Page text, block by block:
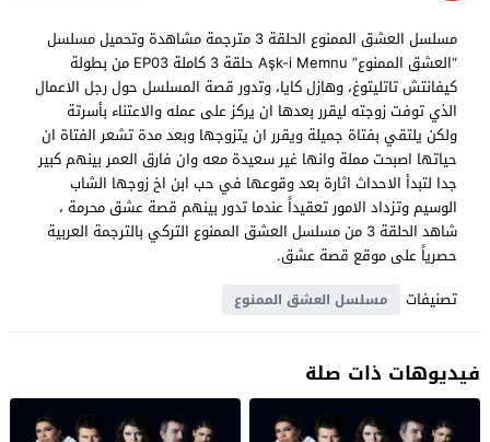
مسلسل العشق الممنوع الحلقة 3 مترجمة مشاهدة وتحميل مسلسل
“العشق الممنوع” Aşk-i Memnu
حلقة 3 كاملة EP03 من بطولة
كيفانتش تاتليتوغ، وهازل كايا، وتدور قصة المسلسل حول رجل الاعمال
الذي توفت زوجته ليقرر بعدها ان يركز على عمله والاعتناء بأسرتة
ولكن يلتقي بفتاة جميلة ويقرر ان يتزوجها وبعد مدة تشعر الفتاة ان
حياتها اصبحت مملة وانها غير سعيدة معه وان فارق العمر بينهم كبير
جدا لتبدأ الاحداث اثارة بعد وقوعها في حب ابن اخ زوجها الشاب
الوسيم وتزداد الامور تعقيداً عندما تدور بينهم قصة عشق محرمة ،
شاهد الحلقة 3 من مسلسل العشق الممنوع التركي بالترجمة العربية
حصرياً على موقع قصة عشق.
تصنيفات
مسلسل العشق الممنوع
فيديوهات ذات صلة